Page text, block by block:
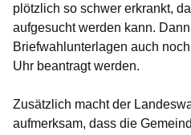
plötzlich so schwer erkrankt,
aufgesucht werden kann.
Briefwahlunterlagen auch
Uhr beantragt werden.
Zusätzlich macht der
aufmerksam, dass die